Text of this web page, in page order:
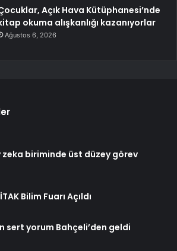
Açık Hava Kütüphanesi’nde
okuma alışkanlığı kazanıyorlar
Ağustos 6, 2026
zeka biriminde üst düzey görev
Bilim Fuarı Açıldı
sert yorum Bahçeli’den geldi